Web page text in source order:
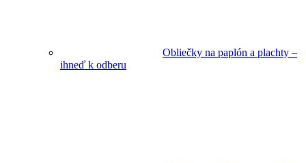
Obliečky na paplón a plachty –
ihneď k odberu